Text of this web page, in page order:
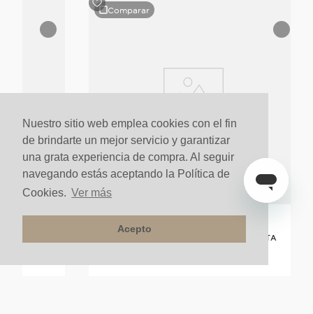
Nuestro sitio web emplea cookies con el fin
de brindarte un mejor servicio y garantizar
una grata experiencia de compra. Al seguir
navegando estás aceptando la Política de
Cookies. Ver más
Acepto
Comparar
GRIFERÍA LAVAMANOS MONOCONTROL ALTA